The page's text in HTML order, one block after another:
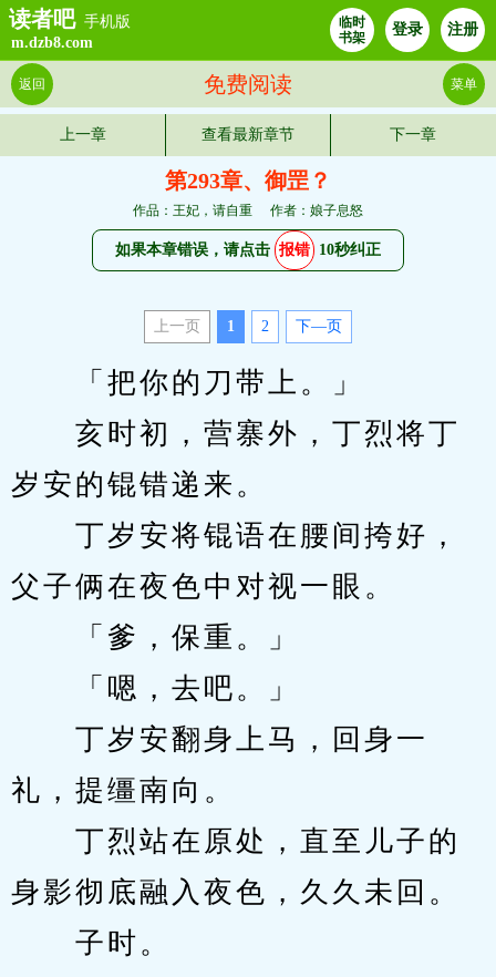
读者吧 手机版
m.dzb8.com
临时
书架
登录 注册
免费阅读
返回 菜单
上一章 查看最新章节 下一章
第293章、御罡？
作品：王妃，请自重 作者：娘子息怒
如果本章错误，请点击 报错 10秒纠正
上一页 1 2 下—页
「把你的刀带上。」
亥时初，营寨外，丁烈将丁
岁安的锟错递来。
丁岁安将锟语在腰间挎好，
父子俩在夜色中对视一眼。
「爹，保重。」
「嗯，去吧。」
丁岁安翻身上马，回身一
礼，提缰南向。
丁烈站在原处，直至儿子的
身影彻底融入夜色，久久未回。
子时。